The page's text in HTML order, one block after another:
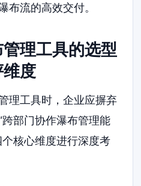
布流的高效交付。
理工具的选型
度
理工具时，企业应摒弃
部门协作瀑布管理能
核心维度进行深度考